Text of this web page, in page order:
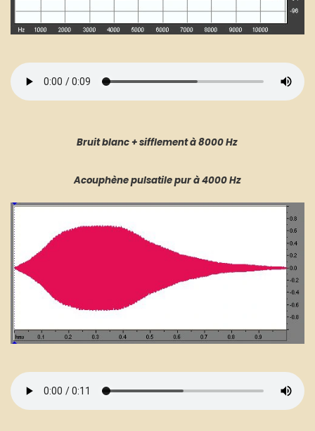
Bruit blanc + sifflement à 8000 Hz
Acouphène pulsatile pur à 4000 Hz